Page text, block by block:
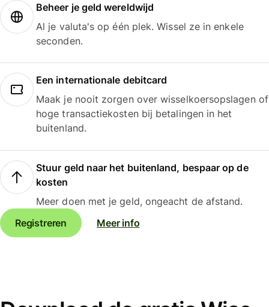
Beheer je geld wereldwijd
Al je valuta's op één plek. Wissel ze in enkele
seconden.
Een internationale debitcard
Maak je nooit zorgen over wisselkoersopslagen of
hoge transactiekosten bij betalingen in het
buitenland.
Stuur geld naar het buitenland, bespaar op de
kosten
Meer doen met je geld, ongeacht de afstand.
Registreren
Meer info